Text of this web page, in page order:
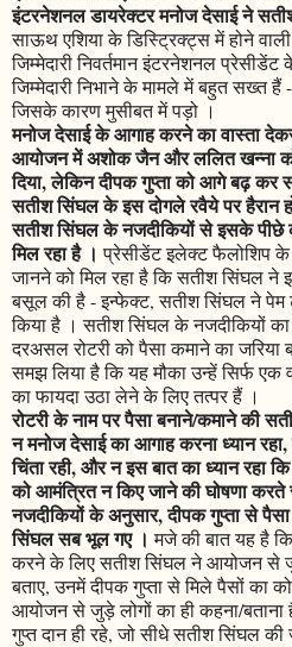
इंटरनेशनल डायरेक्टर मनोज देसाई ने
साऊथ एशिया के डिस्ट्रिक्ट्स में होने
जिम्मेदारी निवर्तमान इंटरनेशनल
जिम्मेदारी निभाने के मामले में बहुत सख्त
जिसके कारण मुसीबत में पड़ो ।
मनोज देसाई के आगाह करने का वास्ता
आयोजन में अशोक जैन और ललित खन्ना
दिया, लेकिन दीपक गुप्ता को आगे बढ़ कर
सतीश सिंघल के इस दोगले रवैये पर हैरान
सतीश सिंघल के नजदीकियों से इसके पीछे
मिल रहा है । प्रेसीडेंट इलेक्ट फैलोशिप
जानने को मिल रहा है कि सतीश सिंघल ने
बसूल की है - इन्फेक्ट, सतीश सिंघल ने पेम
किया है । सतीश सिंघल के नजदीकियों
दरअसल रोटरी को पैसा कमाने का जरिया
समझ लिया है कि यह मौका उन्हें सिर्फ एक
का फायदा उठा लेने के लिए तत्पर हैं ।
रोटरी के नाम पर पैसा बनाने/कमाने की
न मनोज देसाई का आगाह करना ध्यान
चिंता रही, और न इस बात का ध्यान रहा
को आमंत्रित न किए जाने की घोषणा
नजदीकियों के अनुसार, दीपक गुप्ता से
सिंघल सब भूल गए । मजे की बात यह है
करने के लिए सतीश सिंघल ने आयोजन से
बताए, उनमें दीपक गुप्ता से मिले पैसों का
आयोजन से जुड़े लोगों का ही कहना/बताना
गुप्त दान ही रहे, जो सीधे सतीश सिंघल